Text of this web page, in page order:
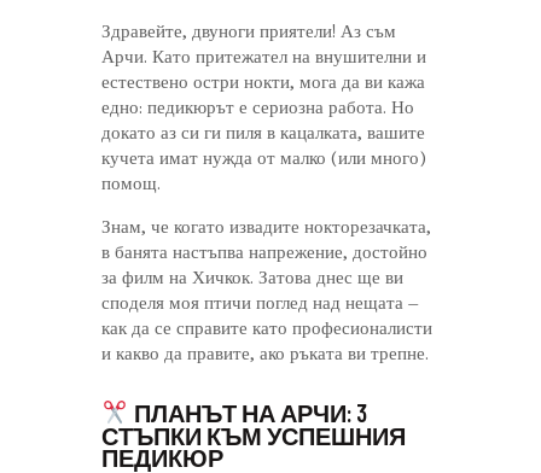
Здравейте, двуноги приятели! Аз съм
Арчи. Като притежател на внушителни и
естествено остри нокти, мога да ви кажа
едно: педикюрът е сериозна работа. Но
докато аз си ги пиля в кацалката, вашите
кучета имат нужда от малко (или много)
помощ.
Знам, че когато извадите нокторезачката,
в банята настъпва напрежение, достойно
за филм на Хичкок. Затова днес ще ви
споделя моя птичи поглед над нещата –
как да се справите като професионалисти
и какво да правите, ако ръката ви трепне.
ПЛАНЪТ НА АРЧИ: 3
СТЪПКИ КЪМ УСПЕШНИЯ
ПЕДИКЮР